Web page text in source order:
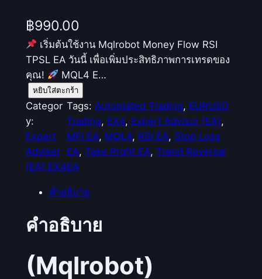
฿990.00
เริ่มต้นใช้งาน Mqlrobot Money Flow RSI
TPSL EA วันนี้ เพื่อเพิ่มประสิทธิภาพการเทรดของ
คุณ!
MQL4 E…
จำ
น
ว
น
(
M
o
o
t
หยิบใส่ตะกร้า
Categor
y:
Expert
Adviser
(EA) EX4
Tags: Automated Trading, EURUSD
Trading, EX4, Expert Advisor (EA)
MFI EA, MQL4, RSI EA, Stop Loss
EA, Take Profit EA, Trend Reversal
EA
คำอธิบาย
คำอธิบาย
(Mqlrobot)